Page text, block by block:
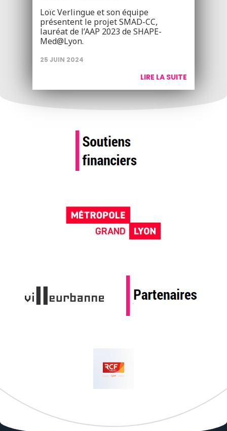
Loïc Verlingue et son équipe
présentent le projet SMAD-CC,
lauréat de l’AAP 2023 de SHAPE-
Med@Lyon.
25 JUIN 2024
LIRE LA SUITE